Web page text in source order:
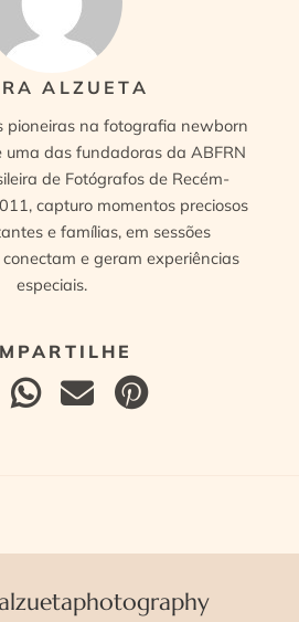
ALZUETA
pioneiras na fotografia newborn
uma das fundadoras da ABFRN
de Fotógrafos de Recém-
capturo momentos preciosos
e famílias, em sessões
e geram experiências
especiais.